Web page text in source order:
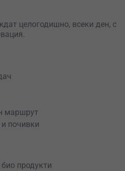
изживее.
тур можеш да завършиш
да вземеш нещо за спомен,
сувенир.
– за себе си или като
човек. Това е
забравя
целогодишно, всеки ден, с
маршрут
почивки
продукти